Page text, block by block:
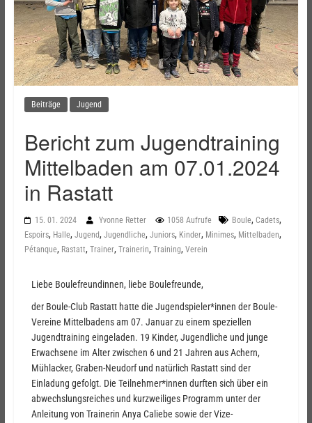
Beiträge Jugend
Bericht zum Jugendtraining
Mittelbaden am 07.01.2024
in Rastatt
15. 01. 2024 Yvonne Retter 1058 Aufrufe Boule, Cadets,
Espoirs, Halle, Jugend, Jugendliche, Juniors, Kinder, Minimes, Mittelbaden,
Pétanque, Rastatt, Trainer, Trainerin, Training, Verein
Liebe Boulefreundinnen, liebe Boulefreunde,
der Boule-Club Rastatt hatte die Jugendspieler*innen der Boule-
Vereine Mittelbadens am 07. Januar zu einem speziellen
Jugendtraining eingeladen. 19 Kinder, Jugendliche und junge
Erwachsene im Alter zwischen 6 und 21 Jahren aus Achern,
Mühlacker, Graben-Neudorf und natürlich Rastatt sind der
Einladung gefolgt. Die Teilnehmer*innen durften sich über ein
abwechslungsreiches und kurzweiliges Programm unter der
Anleitung von Trainerin Anya Caliebe sowie der Vize-